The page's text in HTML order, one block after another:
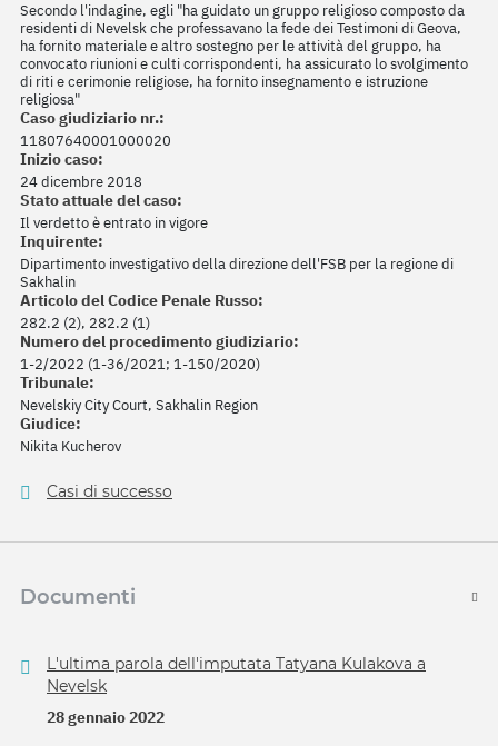
Secondo l'indagine, egli "ha guidato un gruppo religioso composto da
residenti di Nevelsk che professavano la fede dei Testimoni di Geova,
ha fornito materiale e altro sostegno per le attività del gruppo, ha
convocato riunioni e culti corrispondenti, ha assicurato lo svolgimento
di riti e cerimonie religiose, ha fornito insegnamento e istruzione
religiosa"
Caso giudiziario nr.:
11807640001000020
Inizio caso:
24 dicembre 2018
Stato attuale del caso:
Il verdetto è entrato in vigore
Inquirente:
Dipartimento investigativo della direzione dell'FSB per la regione di
Sakhalin
Articolo del Codice Penale Russo:
282.2 (2), 282.2 (1)
Numero del procedimento giudiziario:
1-2/2022 (1-36/2021; 1-150/2020)
Tribunale:
Nevelskiy City Court, Sakhalin Region
Giudice:
Nikita Kucherov
Casi di successo
Documenti
L'ultima parola dell'imputata Tatyana Kulakova a
Nevelsk
28 gennaio 2022